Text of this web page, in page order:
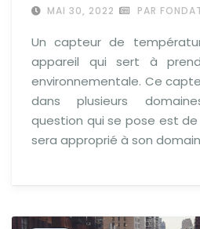
MAI 30, 2022 PAR
Un capteur de
appareil qui sert à
environnementale. Ce
dans plusieurs
question qui se pose est
sera approprié à son